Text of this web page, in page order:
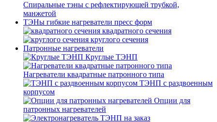
Спиральные тэны с рефлектирующей трубкой,
манжетой
ТЭНы гибкие нагреватели пресс форм
квадратного сечения
круглого сечения
Патронные нагреватели
Круглые ТЭНП
Нагреватели квадратные патронного типа
ТЭНП с раздвоенным
корпусом
Опции для
патронных нагревателей